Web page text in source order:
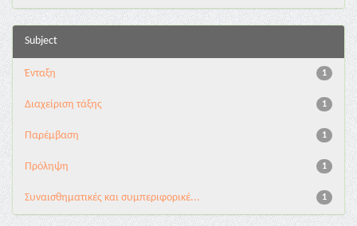
Subject
1
Ένταξη
1
Διαχείριση τάξης
1
Παρέμβαση
1
Πρόληψη
1
Συναισθηματικές και συμπεριφορικέ...